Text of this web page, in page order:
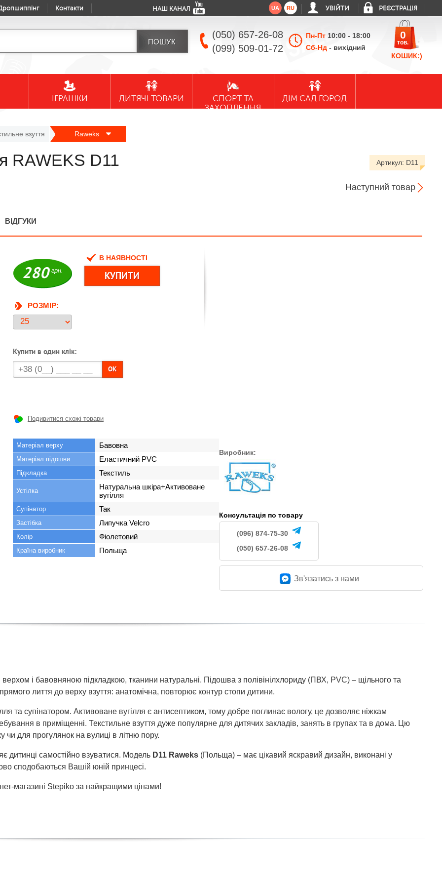
Контакти НАШ КАНАЛ UA RU УВІЙТИ РЕЄСТРАЦІЯ
(050) 657-26-08
(099) 509-01-72
Пн-Пт 10:00 - 18:00
Сб-Нд - вихідний
КОШИК:)
0
тов.
ІГРАШКИ ДИТЯЧІ ТОВАРИ
СПОРТ ТА
ЗАХОПЛЕННЯ
ДІМ САД ГОРОД
взуття Raweks
RAWEKS D11 Артикул: D11
Наступний товар
ВІДГУКИ
280 грн.
В НАЯВНОСТІ
РОЗМІР:
Купити в один клік:
OK
Подивитися схожі товари
Матеріал верху Бавовна
Матеріал підошви Еластичний PVC
Підкладка Текстиль
Устілка
Натуральна шкіра+Активоване
вугілля
Супінатор Так
Застібка Липучка Velcro
Колір Фіолетовий
Країна виробник Польща
Виробник:
Консультація по товару
(096) 874-75-30
(050) 657-26-08
Зв'язатись з нами
і бавовняною підкладкою, тканини натуральні. Підошва з полівінілхлориду (ПВХ, PVC) – щільного та
лиття до верху взуття: анатомічна, повторює контур стопи дитини.
та супінатором. Активоване вугілля є антисептиком, тому добре поглинає вологу, це дозволяє ніжкам
в приміщенні. Текстильне взуття дуже популярне для дитячих закладів, занять в групах та в дома. Цю
чи для прогулянок на вулиці в літню пору.
дитинці самостійно взуватися. Модель D11 Raweks (Польща) – має цікавий яскравий дизайн, виконані у
сподобаються Вашій юній принцесі.
магазині Stepiko за найкращими цінами!